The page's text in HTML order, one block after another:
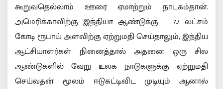
கூறுவதெல்லாம் ஊரை ஏமாற்றும் நாடகம்தான்.
அமெரிக்காவிற்கு இந்தியா ஆண்டுக்கு 7.7 லட்சம்
கோடி ரூபாய் அளவிற்கு ஏற்றுமதி செய்தாலும், இந்திய
ஆட்சியாளர்கள் நினைத்தால் அதனை ஒரு சில
ஆண்டுகளில் வேறு உலக நாடுகளுக்கு ஏற்றுமதி
செய்வதன் மூலம் ஈடுகட்டிவிட முடியும் ஆனால்